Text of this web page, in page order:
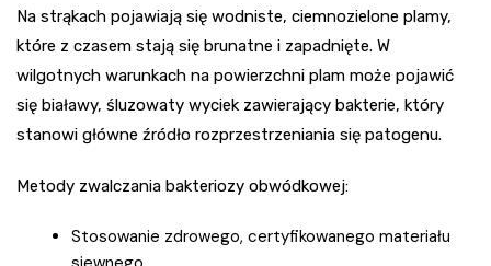
Na strąkach pojawiają się wodniste, ciemnozielone plamy,
które z czasem stają się brunatne i zapadnięte. W
wilgotnych warunkach na powierzchni plam może pojawić
się białawy, śluzowaty wyciek zawierający bakterie, który
stanowi główne źródło rozprzestrzeniania się patogenu.
Metody zwalczania bakteriozy obwódkowej:
Stosowanie zdrowego, certyfikowanego materiału